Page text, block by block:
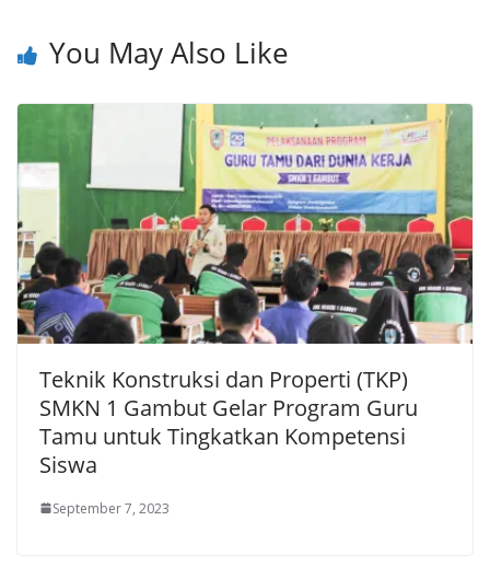
You May Also Like
Teknik Konstruksi dan Properti (TKP)
SMKN 1 Gambut Gelar Program Guru
Tamu untuk Tingkatkan Kompetensi
Siswa
September 7, 2023